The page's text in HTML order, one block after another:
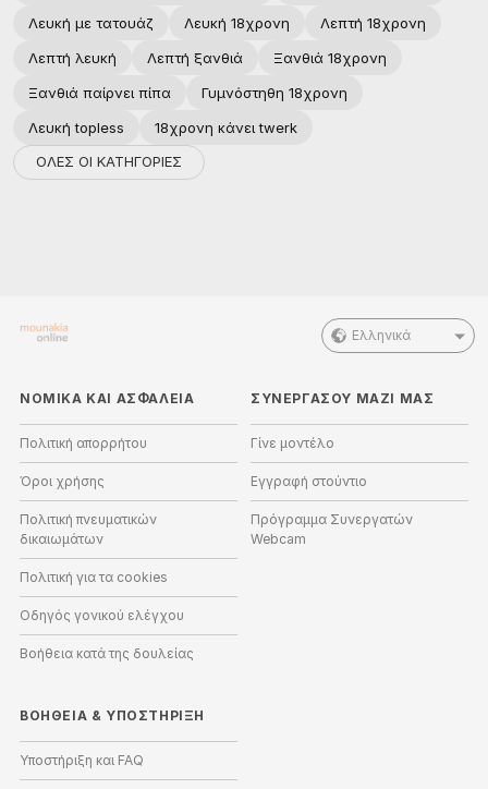
Λευκή με τατουάζ
Λευκή 18χρονη
Λεπτή 18χρονη
Λεπτή λευκή
Λεπτή ξανθιά
Ξανθιά 18χρονη
Ξανθιά παίρνει πίπα
Γυμνόστηθη 18χρονη
Λευκή topless
18χρονη κάνει twerk
ΟΛΕΣ ΟΙ ΚΑΤΗΓΟΡΙΕΣ
Ελληνικά
ΝΟΜΙΚΑ ΚΑΙ ΑΣΦΑΛΕΙΑ
Πολιτική απορρήτου
Όροι χρήσης
Πολιτική πνευματικών
δικαιωμάτων
Πολιτική για τα cookies
Οδηγός γονικού ελέγχου
Βοήθεια κατά της δουλείας
ΣΥΝΕΡΓΑΣΟΥ ΜΑΖΙ ΜΑΣ
Γίνε μοντέλο
Εγγραφή στούντιο
Πρόγραμμα Συνεργατών
Webcam
ΒΟΉΘΕΙΑ & ΥΠΟΣΤΉΡΙΞΗ
Υποστήριξη και FAQ